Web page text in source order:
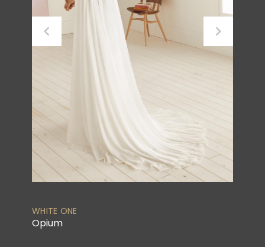
WHITE ONE
Opium